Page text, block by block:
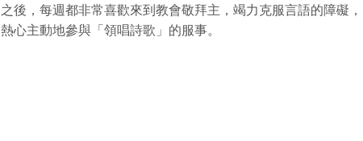
之後，每週都非常喜歡來到教會敬拜主，竭力克服言語的障礙，
熱心主動地參與「領唱詩歌」的服事。